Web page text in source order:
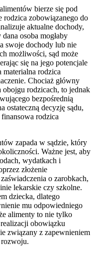
bierze się pod
zobowiązanego do
aktualne dochody,
osoba mogłaby
swoje dochody lub nie
możliwości, sąd może
się na jego potencjale
rodzica
Chociaż główny
obojgu rodzicach, to jednak
bezpośrednią
ostateczną decyzję sądu,
rodzica
zapada w sądzie, który
Ważne jest, aby
wydatkach i
złożenie
o zarobkach,
lekarskie czy szkolne.
dziecka, dlatego
mu odpowiedniego
alimenty to nie tylko
obowiązku
związany z zapewnieniem